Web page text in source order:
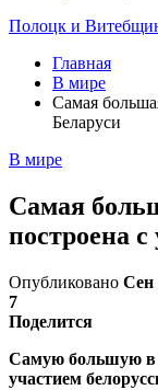
Полоцк и
Главная
В мире
Самая
Беларуси
В мире
Самая
построена
Опубликовано Сен
7
Поделится
Самую большую в
участием